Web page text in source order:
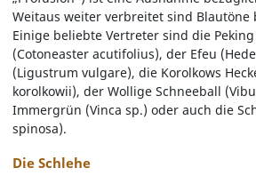
Weitaus weiter verbreitet sind Blautöne
Einige beliebte Vertreter sind die
(Cotoneaster acutifolius), der Efeu
(Ligustrum vulgare), die Korolkows
korolkowii), der Wollige Schneeball
Immergrün (Vinca sp.) oder auch die
spinosa).
Die Schlehe